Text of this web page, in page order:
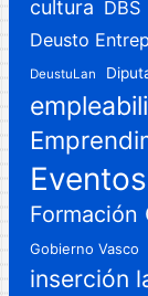
cultura DBS
Deusto
DeustuLan
Eventos
Formación
Gobierno Vasco
inserción